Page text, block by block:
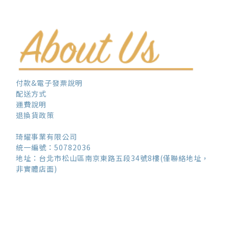
付款&電子發票說明
配送方式
運費說明
退換貨政策
琦耀事業有限公司
統一編號：50782036
地址：台北市松山區南京東路五段34號8樓(僅聯絡地址，
非實體店面)